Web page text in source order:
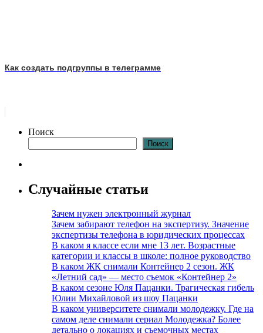
Как создать подгруппы в телеграмме
Поиск
Поиск
Случайные статьи
Зачем нужен электронный журнал
Зачем забирают телефон на экспертизу. Значение
экспертизы телефона в юридических процессах
В каком я классе если мне 13 лет. Возрастные
категории и классы в школе: полное руководство
В каком ЖК снимали Контейнер 2 сезон. ЖК
«Летний сад» — место съемок «Контейнер 2»
В каком сезоне Юля Пацанки. Трагическая гибель
Юлии Михайловой из шоу Пацанки
В каком университете снимали молодежку. Где на
самом деле снимали сериал Молодежка? Более
детально о локациях и съемочных местах